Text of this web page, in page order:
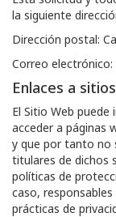
la siguiente
Dirección postal:
Correo electrónico:
Enlaces a
El Sitio Web
acceder a páginas
y que por tanto no
titulares de dichos
políticas de
caso,
prácticas de